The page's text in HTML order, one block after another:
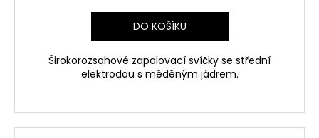
DO KOŠÍKU
Širokorozsahové zapalovací svíčky se střední
elektrodou s měděným jádrem.